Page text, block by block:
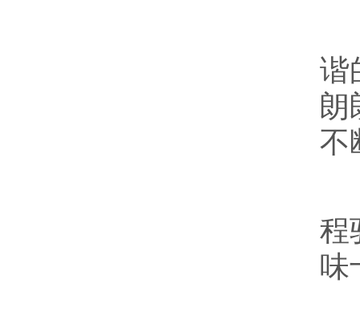
谐
朗
不
程
味